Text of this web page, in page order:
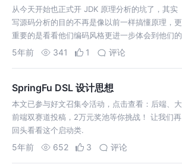
从今天开始也正式开 JDK 原理分析的坑了，其实
写源码分析的目的不再是像以前一样搞懂原理，更
重要的是看看他们编码风格更进一步体会到他们的
设计思想。看源码前先自己实现一个再比对也许会
5年前 341 1 评论
SpringFu DSL 设计思想
本文已参与好文召集令活动，点击查看：后端、大
前端双赛道投稿，2万元奖池等你挑战！ 让我们再
回头看看这个启动类.
5年前 652 3 评论